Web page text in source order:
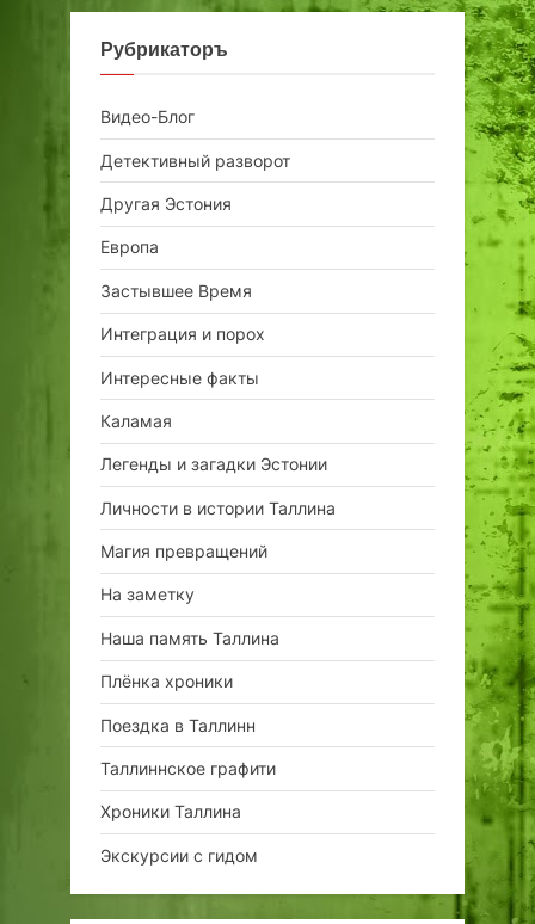
Рубрикаторъ
Видео-Блог
Детективный разворот
Другая Эстония
Европа
Застывшее Время
Интеграция и порох
Интересные факты
Каламая
Легенды и загадки Эстонии
Личности в истории Таллина
Магия превращений
На заметку
Наша память Таллина
Плёнка хроники
Поездка в Таллинн
Таллиннское графити
Хроники Таллина
Экскурсии с гидом